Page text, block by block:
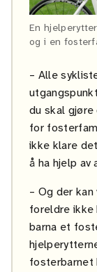
En
og i en
– Alle
du skal
for
ikke klare
å ha hjelp av
– Og der
foreldre ikke
barna et
fosterbarnet